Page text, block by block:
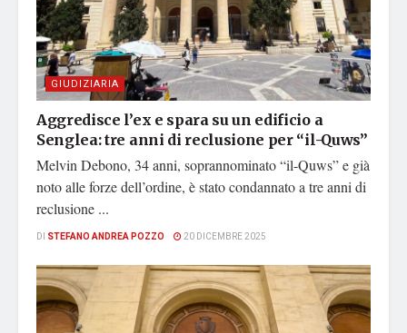
GIUDIZIARIA
Aggredisce l’ex e spara su un edificio a
Senglea: tre anni di reclusione per “il-Quws”
Melvin Debono, 34 anni, soprannominato “il-Quws” e già
noto alle forze dell’ordine, è stato condannato a tre anni di
reclusione ...
DI STEFANO ANDREA POZZO 20 DICEMBRE 2025